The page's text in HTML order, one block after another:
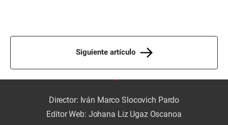
Siguiente artículo
Director: Iván Marco Slocovich Pardo
Editor Web: Johana Liz Ugaz Oscanoa